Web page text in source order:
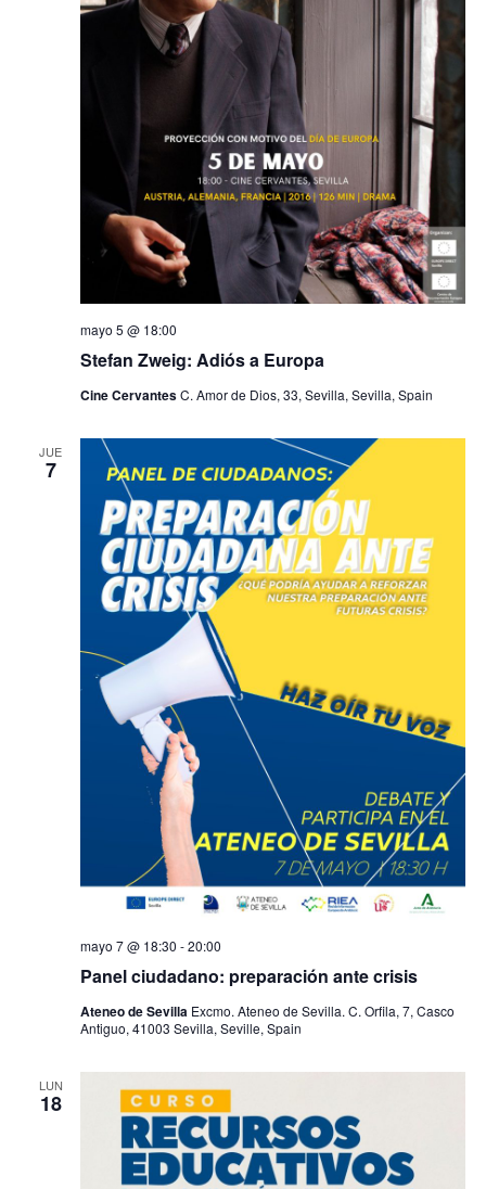
Stefan Zweig: Adiós a Europa
mayo 5 @ 18:00
Cine CervantesC. Amor de Dios, 33, Sevilla, Sevilla, Spain
JUE
7
Panel ciudadano: preparación ante crisis
mayo 7 @ 18:30 -20:00
Ateneo de Sevilla Excmo. Ateneo de Sevilla. C. Orfila, 7, Casco
Antiguo, 41003 Sevilla, Seville, Spain
LUN
18